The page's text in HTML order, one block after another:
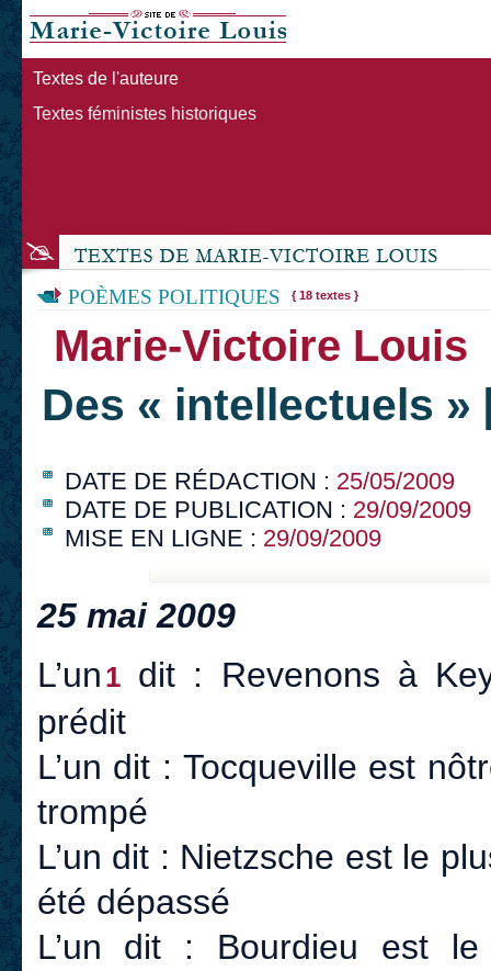
Textes de l'auteure
Textes féministes historiques
POÈMES POLITIQUES { 18 textes }
Marie-Victoire Louis
Des « intellectuels
DATE DE RÉDACTION : 25/05/2009
DATE DE PUBLICATION : 29/09/2009
MISE EN LIGNE : 29/09/2009
25 mai 2009
L’un 1dit : Revenons à
prédit
L’un dit : Tocqueville est
trompé
L’un dit : Nietzsche est le
été dépassé
L’un dit : Bourdieu est